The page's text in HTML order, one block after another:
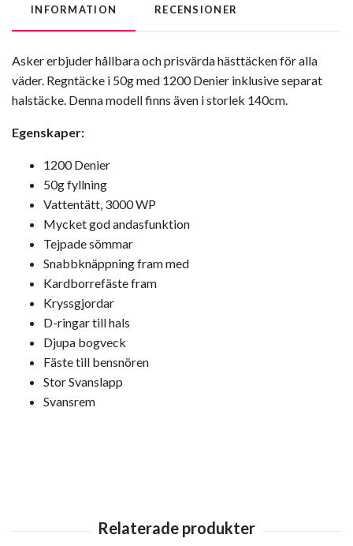
INFORMATION RECENSIONER
Asker erbjuder hållbara och prisvärda hästtäcken för alla
väder. Regntäcke i 50g med 1200 Denier inklusive separat
halstäcke. Denna modell finns även i storlek 140cm.
Egenskaper:
1200 Denier
50g fyllning
Vattentätt, 3000 WP
Mycket god andasfunktion
Tejpade sömmar
Snabbknäppning fram med
Kardborrefäste fram
Kryssgjordar
D-ringar till hals
Djupa bogveck
Fäste till bensnören
Stor Svanslapp
Svansrem